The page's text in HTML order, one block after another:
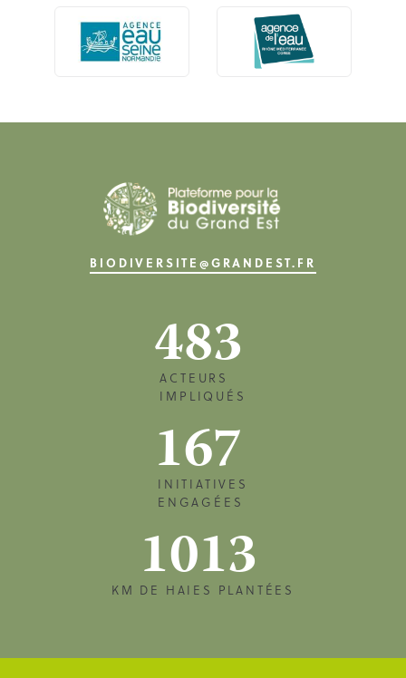
BIODIVERSITE@GRANDEST.FR
483
ACTEURS
IMPLIQUÉS
167
INITIATIVES
ENGAGÉES
1013
KM DE HAIES PLANTÉES